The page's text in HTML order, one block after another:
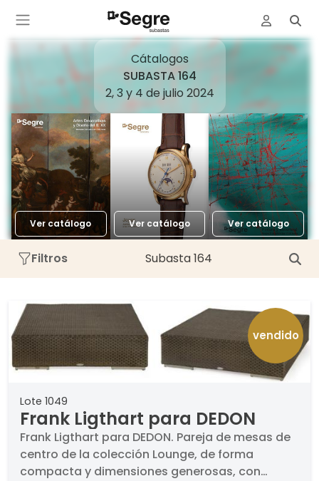
Cátalogos
SUBASTA 164
2, 3 y 4 de julio 2024
Ver catálogo Ver catálogo Ver catálogo
Filtros Subasta 164
vendido
Lote 1049
Frank Ligthart para DEDON
Frank Ligthart para DEDON. Pareja de mesas de
centro de la colección Lounge, de forma
compacta y dimensiones generosas, con